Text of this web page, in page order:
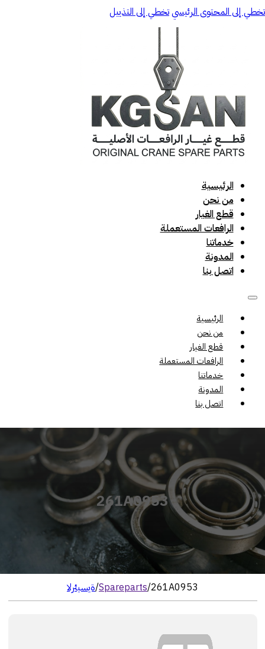
تخطي إلى المحتوى الرئيسيتخطي إلى التذييل
الرئيسية
من نحن
قطع الغيار
الرافعات المستعملة
خدماتنا
المدونة
اتصل بنا
الرئيسية
من نحن
قطع الغيار
الرافعات المستعملة
خدماتنا
المدونة
اتصل بنا
261A0953
الرئيسية/Spareparts/261A0953